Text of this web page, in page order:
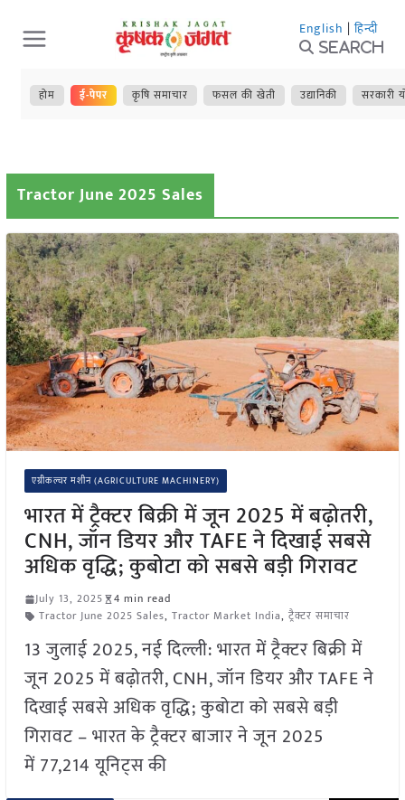
Skip
to
content
English | हिन्दी
Search
होम ई-पेपर कृषि समाचार फसल की खेती उद्यानिकी सरकारी
Tractor June 2025 Sales
एग्रीकल्चर मशीन (AGRICULTURE MACHINERY)
भारत में ट्रैक्टर बिक्री में जून 2025 में बढ़ोतरी,
CNH, जॉन डियर और TAFE ने दिखाई सबसे
अधिक वृद्धि; कुबोटा को सबसे बड़ी गिरावट
July 13, 2025
4 min read
Tractor June 2025 Sales, Tractor Market India, ट्रैक्टर समाचार
13 जुलाई 2025, नई दिल्ली: भारत में ट्रैक्टर बिक्री में
जून 2025 में बढ़ोतरी, CNH, जॉन डियर और TAFE ने
दिखाई सबसे अधिक वृद्धि; कुबोटा को सबसे बड़ी
गिरावट – भारत के ट्रैक्टर बाजार ने जून 2025
में 77,214 यूनिट्स की